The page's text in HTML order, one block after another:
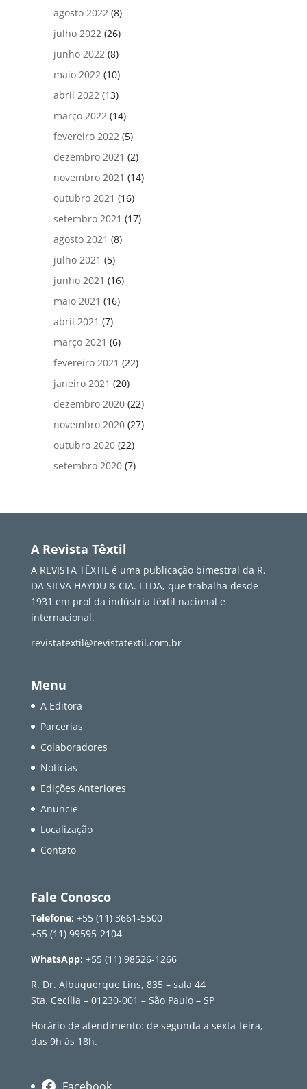
agosto 2022 (8)
julho 2022 (26)
junho 2022 (8)
maio 2022 (10)
abril 2022 (13)
março 2022 (14)
fevereiro 2022 (5)
dezembro 2021 (2)
novembro 2021 (14)
outubro 2021 (16)
setembro 2021 (17)
agosto 2021 (8)
julho 2021 (5)
junho 2021 (16)
maio 2021 (16)
abril 2021 (7)
março 2021 (6)
fevereiro 2021 (22)
janeiro 2021 (20)
dezembro 2020 (22)
novembro 2020 (27)
outubro 2020 (22)
setembro 2020 (7)
A Revista Têxtil
A REVISTA TÊXTIL é uma publicação bimestral da R.
DA SILVA HAYDU & CIA. LTDA, que trabalha desde
1931 em prol da indústria têxtil nacional e
internacional.
revistatextil@revistatextil.com.br
Menu
A Editora
Parcerias
Colaboradores
Notícias
Edições Anteriores
Anuncie
Localização
Contato
Fale Conosco
Telefone: +55 (11) 3661-5500
+55 (11) 99595-2104
WhatsApp: +55 (11) 98526-1266
R. Dr. Albuquerque Lins, 835 – sala 44
Sta. Cecília – 01230-001 – São Paulo – SP
Horário de atendimento: de segunda a sexta-feira,
das 9h às 18h.